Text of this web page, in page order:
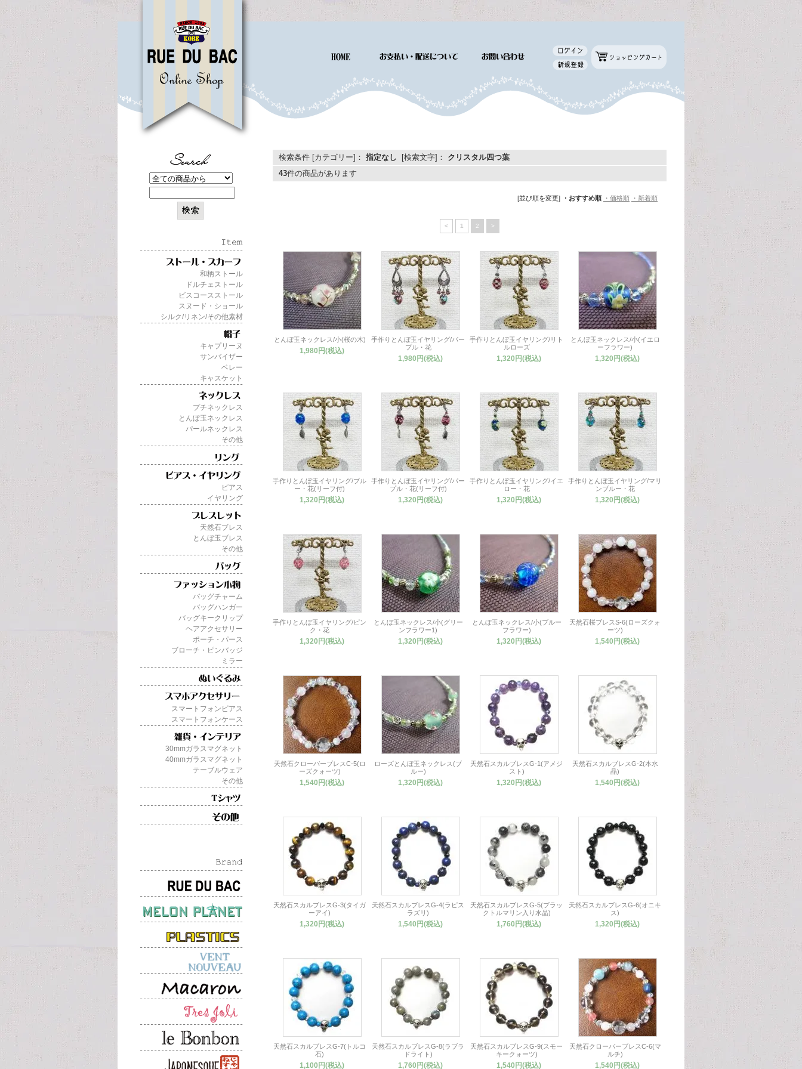
和柄ストール
ドルチェストール
ビスコースストール
スヌード・ショール
シルク/リネン/その他素材
キャプリーヌ
サンバイザー
ベレー
キャスケット
プチネックレス
とんぼ玉ネックレス
パールネックレス
その他
ピアス
イヤリング
天然石ブレス
とんぼ玉ブレス
その他
バッグチャーム
バッグハンガー
バッグキークリップ
ヘアアクセサリー
ポーチ・パース
ブローチ・ピンバッジ
ミラー
スマートフォンピアス
スマートフォンケース
30mmガラスマグネット
40mmガラスマグネット
テーブルウェア
その他
検索条件 [カテゴリー]： 指定なし [検索文字]： クリスタル四つ葉
43件の商品があります
[並び順を変更] ・おすすめ順 ・価格順 ・新着順
< 1 2 >
とんぼ玉ネックレス/小(桜の木)
1,980円(税込)
手作りとんぼ玉イヤリング/パー
プル・花
1,980円(税込)
手作りとんぼ玉イヤリング/リト
ルローズ
1,320円(税込)
とんぼ玉ネックレス/小(イエロ
ーフラワー)
1,320円(税込)
手作りとんぼ玉イヤリング/ブル
ー・花(リーフ付)
1,320円(税込)
手作りとんぼ玉イヤリング/パー
プル・花(リーフ付)
1,320円(税込)
手作りとんぼ玉イヤリング/イエ
ロー・花
1,320円(税込)
手作りとんぼ玉イヤリング/マリ
ンブルー・花
1,320円(税込)
手作りとんぼ玉イヤリング/ピン
ク・花
1,320円(税込)
とんぼ玉ネックレス/小(グリー
ンフラワー1)
1,320円(税込)
とんぼ玉ネックレス/小(ブルー
フラワー)
1,320円(税込)
天然石桜ブレスS-6(ローズクォ
ーツ)
1,540円(税込)
天然石クローバーブレスC-5(ロ
ーズクォーツ)
1,540円(税込)
ローズとんぼ玉ネックレス(ブ
ルー)
1,320円(税込)
天然石スカルブレスG-1(アメジ
スト)
1,320円(税込)
天然石スカルブレスG-2(本水
晶)
1,540円(税込)
天然石スカルブレスG-3(タイガ
ーアイ)
1,320円(税込)
天然石スカルブレスG-4(ラピス
ラズリ)
1,540円(税込)
天然石スカルブレスG-5(ブラッ
クトルマリン入り水晶)
1,760円(税込)
天然石スカルブレスG-6(オニキ
ス)
1,320円(税込)
天然石スカルブレスG-7(トルコ
石)
1,100円(税込)
天然石スカルブレスG-8(ラブラ
ドライト)
1,760円(税込)
天然石スカルブレスG-9(スモー
キークォーツ)
1,540円(税込)
天然石クローバーブレスC-6(マ
ルチ)
1,540円(税込)